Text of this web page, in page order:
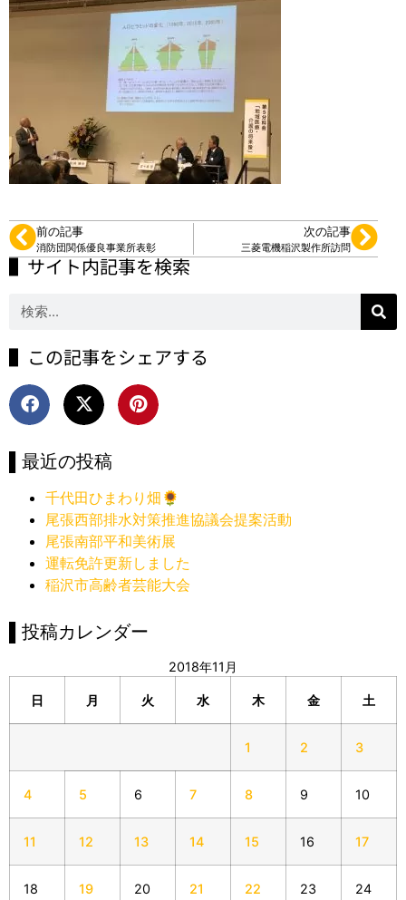
前の記事
消防団関係優良事業所表彰
次の記事
三菱電機稲沢製作所訪問
▌サイト内記事を検索
▌この記事をシェアする
▌最近の投稿
千代田ひまわり畑🌻
尾張西部排水対策推進協議会提案活動
尾張南部平和美術展
運転免許更新しました
稲沢市高齢者芸能大会
▌投稿カレンダー
2018年11月
日 月 火 水 木 金 土
1 2 3
4 5 6 7 8 9 10
11 12 13 14 15 16 17
18 19 20 21 22 23 24